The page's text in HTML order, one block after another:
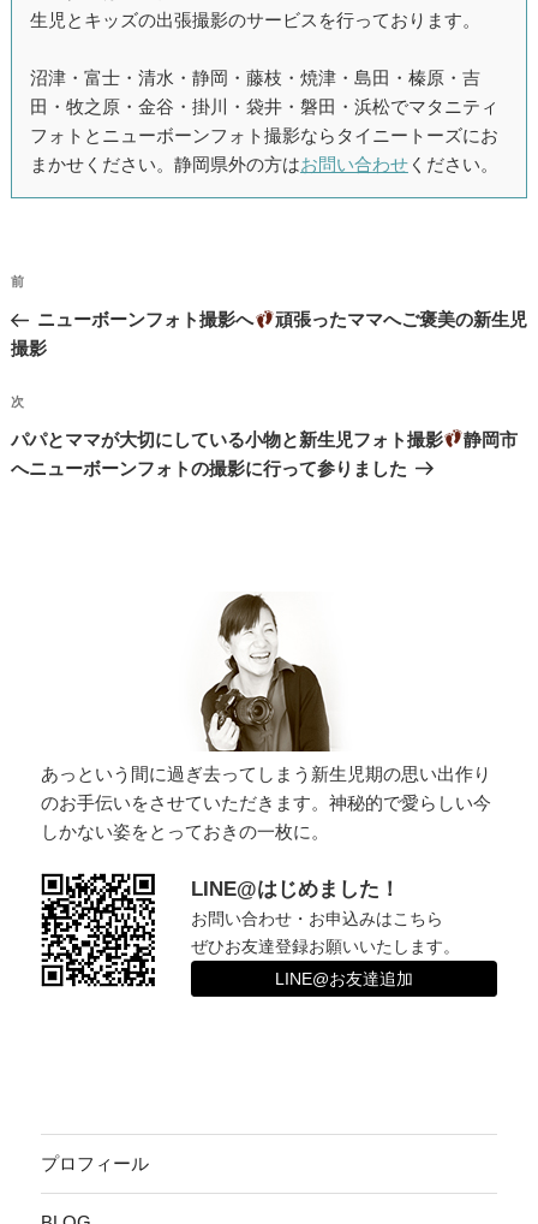
生児とキッズの出張撮影のサービスを行っております。
沼津・富士・清水・静岡・藤枝・焼津・島田・榛原・吉
田・牧之原・金谷・掛川・袋井・磐田・浜松でマタニティ
フォトとニューボーンフォト撮影ならタイニートーズにお
まかせください。静岡県外の方はお問い合わせください。
投
稿
ナ
ゲ
ー
過
去
の
稿
前
ニューボーンフォト撮影へ
頑張ったママへご褒美の新生児
撮影
次
の
投
次
パパとママが大切にしている小物と新生児フォト撮影
静岡市
へニューボーンフォトの撮影に行って参りました
あっという間に過ぎ去ってしまう新生児期の思い出作り
のお手伝いをさせていただきます。神秘的で愛らしい今
しかない姿をとっておきの一枚に。
LINE@はじめました！
お問い合わせ・お申込みはこちら
ぜひお友達登録お願いいたします。
LINE@お友達追加
プロフィール